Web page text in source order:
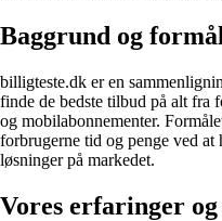
Baggrund og
billigteste.dk er en
finde de bedste tilbud på alt fra
og mobilabonnementer.
forbrugerne tid og penge ved
løsninger på markedet.
Vores erfaringer